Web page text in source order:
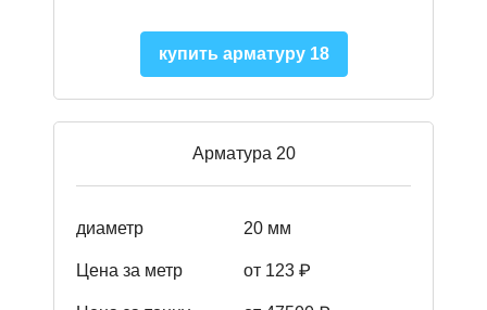
купить арматуру 18
Арматура 20
диаметр 20 мм
Цена за метр от 123 ₽